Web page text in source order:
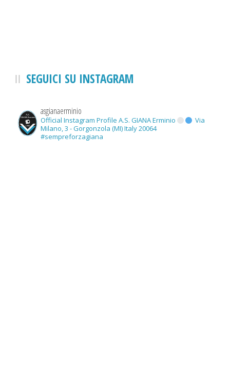
SEGUICI SU INSTAGRAM
asgianaerminio
Official Instagram Profile A.S. GIANA Erminio
Via
Milano, 3 - Gorgonzola (MI) Italy 20064
#sempreforzagiana